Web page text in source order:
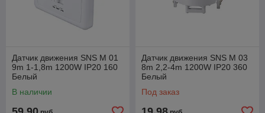
Датчик движения SNS M 01
9m 1-1,8m 1200W IP20 160
Белый
В наличии
Датчик движения SNS M 03
8m 2,2-4m 1200W IP20 360
Белый
Под заказ